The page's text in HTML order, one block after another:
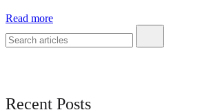
Read more
Recent Posts